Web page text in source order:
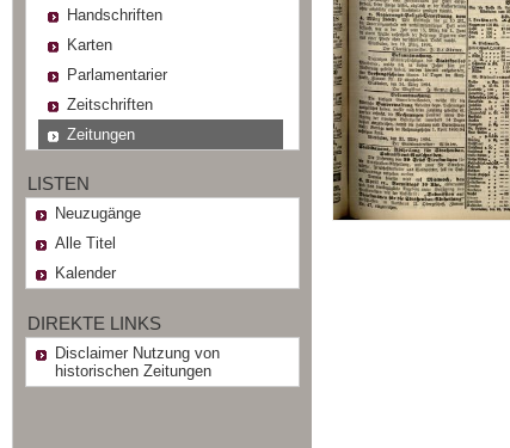
Handschriften
Karten
Parlamentarier
Zeitschriften
Zeitungen
LISTEN
Neuzugänge
Alle Titel
Kalender
DIREKTE LINKS
Disclaimer Nutzung von
historischen Zeitungen